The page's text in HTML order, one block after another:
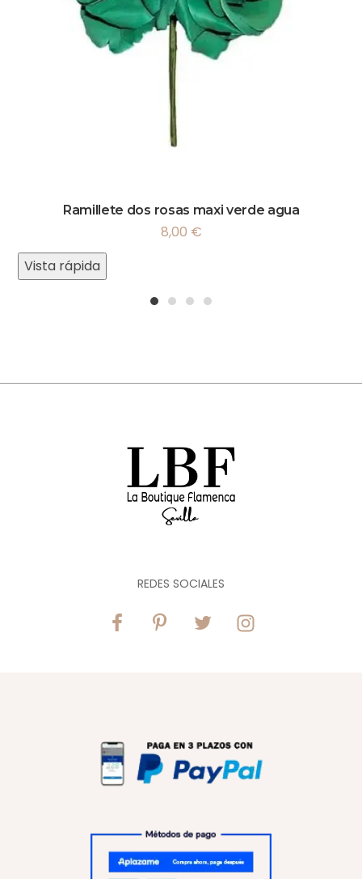
Ramillete dos rosas maxi verde agua
8,00 €
Vista rápida
REDES SOCIALES